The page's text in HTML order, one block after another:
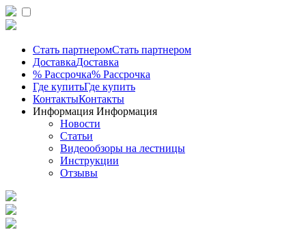
Стать партнеромСтать партнером
ДоставкаДоставка
% Рассрочка% Рассрочка
Где купитьГде купить
КонтактыКонтакты
Информация Информация
Новости
Статьи
Видеообзоры на лестницы
Инструкции
Отзывы